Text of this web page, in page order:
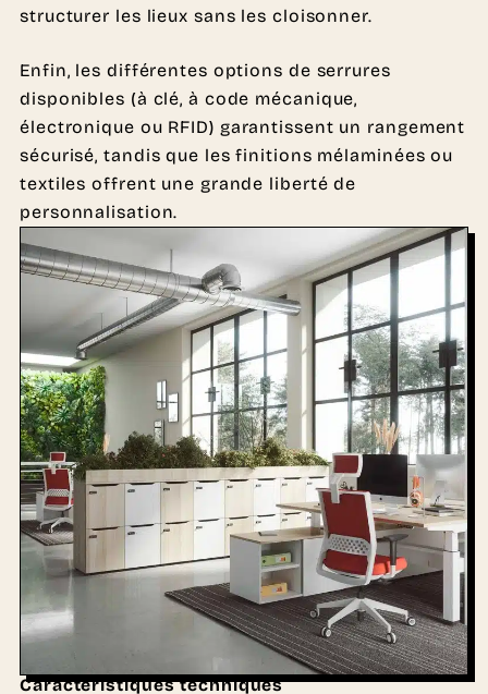
structurer les lieux sans les cloisonner.
Enfin, les différentes options de serrures
disponibles (à clé, à code mécanique,
électronique ou RFID) garantissent un rangement
sécurisé, tandis que les finitions mélaminées ou
textiles offrent une grande liberté de
personnalisation.
Caractéristiques techniques